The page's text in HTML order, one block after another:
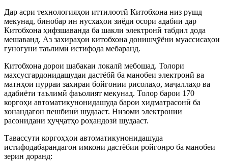
Дар асри технологияҳои иттилоотӣ Китобхона низ рушд
мекунад, бинобар ин нусхаҳои зиёди осори адабии дар
Китобхона ҳифзшаванда ба шакли электронӣ табдил дода
мешаванд. Аз захираҳои китобхона донишҷӯёни муассисаҳои
гуногуни таълимӣ истифода мебаранд.
Китобхона дорои шабакаи локалӣ мебошад. Толори
махсусгардонидашудаи дастёбӣ ба манобеи электронӣ ва
матнҳои пурраи захираи бойгонии рисолаҳо, маҷаллаҳо ва
адабиёти таълимӣ фаъолият мекунад. Толор барои 170
коргоҳи автоматикунонидашуда барои хидматрасонӣ ба
хонандагон пешбинӣ шудааст. Низоми электронии
расонидани ҳуҷҷатҳо роҳандозӣ шудааст.
Тавассути коргоҳҳои автоматикунонидашуда
истифодабарандагон имкони дастёбии ройгонро ба манобеи
зерин доранд: